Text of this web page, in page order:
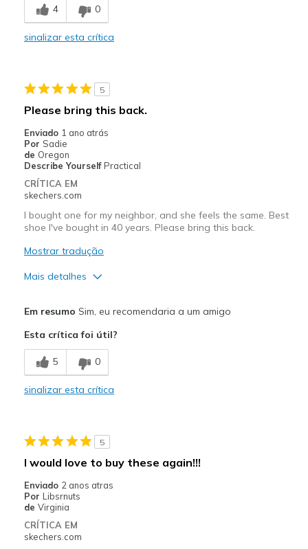
Possibly not waterproof for wet conditions
Possibly wear out quickly due to overwear!
All day, every day!
Casual Wear
Travel
Width
Feels true to width
Sizing
View On Shoes
4 0
sinalizar esta crítica
5
Please bring this back.
Enviado 1 ano atrás
Por Sadie
de Oregon
Describe Yourself Practical
CRÍTICA EM
skechers.com
I bought one for my neighbor, and she feels the same. Best
shoe I've bought in 40 years. Please bring this back.
Mostrar tradução
Mais detalhes
Comfortable
Melhores utilizações
Everywhere, all the time
Sizing
View On Shoes
Shoes are for Wearing
Em resumo Sim, eu recomendaria a um amigo
Esta crítica foi útil?
5 0
sinalizar esta crítica
5
I would love to buy these again!!!
Enviado 2 anos atras
Por Libsrnuts
de Virginia
CRÍTICA EM
skechers.com